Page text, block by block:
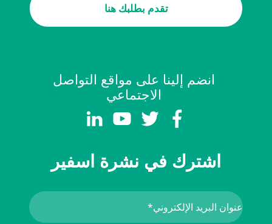
تقدم بطلبك هنا
انضم إلينا على مواقع التواصل
الاجتماعي
اشترك في نشرة اسفير